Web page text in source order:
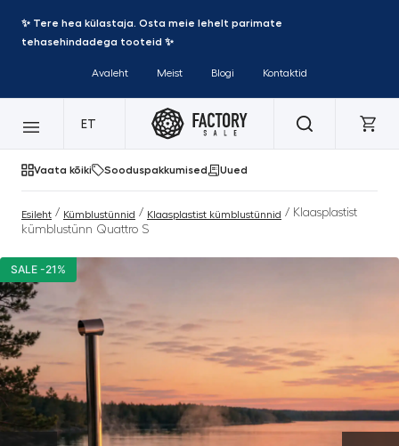
✨ Tere hea külastaja. Osta meie lehelt parimate
tehasehindadega tooteid ✨
Avaleht Meist Blogi Kontaktid
ET
Vaata kõiki Sooduspakkumised Uued
Esileht / Kümblustünnid / Klaasplastist kümblustünnid / Klaasplastist
kümblustünn Quattro S
SALE -21%